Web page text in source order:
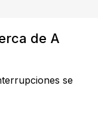
de A
se